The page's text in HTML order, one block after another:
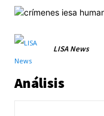
LISA News
Análisis